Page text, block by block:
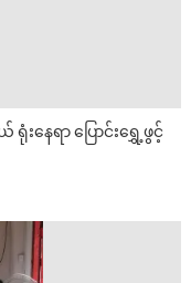
နေရာ ပြောင်းရွှေ့ဖွင့်